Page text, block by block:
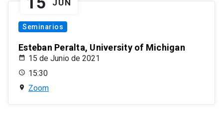
JUN
Seminarios
Esteban Peralta, University of Michigan
15 de Junio de 2021
15:30
Zoom